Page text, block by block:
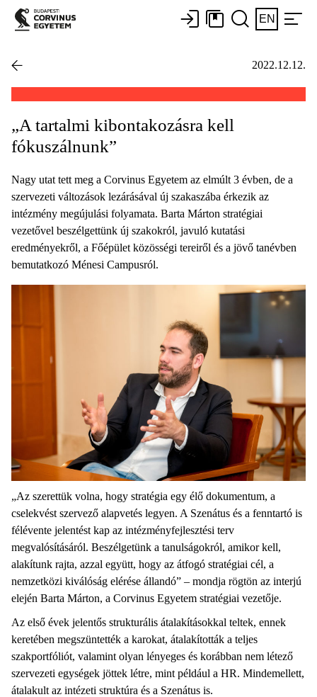
EN
2022.12.12.
„A tartalmi kibontakozásra kell
fókuszálnunk”
Nagy utat tett meg a Corvinus Egyetem az elmúlt 3 évben, de a
szervezeti változások lezárásával új szakaszába érkezik az
intézmény megújulási folyamata. Barta Márton stratégiai
vezetővel beszélgettünk új szakokról, javuló kutatási
eredményekről, a Főépület közösségi tereiről és a jövő tanévben
bemutatkozó Ménesi Campusról.
„Az szerettük volna, hogy stratégia egy élő dokumentum, a
cselekvést szervező alapvetés legyen. A Szenátus és a fenntartó is
félévente jelentést kap az intézményfejlesztési terv
megvalósításáról. Beszélgetünk a tanulságokról, amikor kell,
alakítunk rajta, azzal együtt, hogy az átfogó stratégiai cél, a
nemzetközi kiválóság elérése állandó” – mondja rögtön az interjú
elején Barta Márton, a Corvinus Egyetem stratégiai vezetője.
Az első évek jelentős strukturális átalakításokkal teltek, ennek
keretében megszüntették a karokat, átalakították a teljes
szakportfóliót, valamint olyan lényeges és korábban nem létező
szervezeti egységek jöttek létre, mint például a HR. Mindemellett,
átalakult az intézeti struktúra és a Szenátus is.